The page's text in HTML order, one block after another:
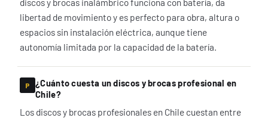
libertad de movimiento y es perfecto para obra, altura o
espacios sin instalación eléctrica, aunque tiene
autonomía limitada por la capacidad de la batería.
¿Cuánto cuesta un discos y brocas profesional en
Chile?
Los discos y brocas profesionales en Chile cuestan entre